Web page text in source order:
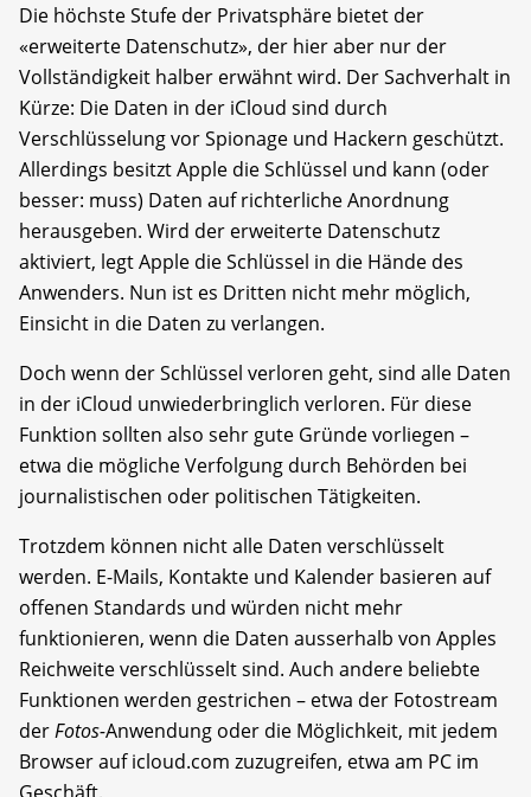
Die höchste Stufe der Privatsphäre bietet der
«erweiterte Datenschutz», der hier aber nur der
Vollständigkeit halber erwähnt wird. Der Sachverhalt in
Kürze: Die Daten in der iCloud sind durch
Verschlüsselung vor Spionage und Hackern geschützt.
Allerdings besitzt Apple die Schlüssel und kann (oder
besser: muss) Daten auf richterliche Anordnung
herausgeben. Wird der erweiterte Datenschutz
aktiviert, legt Apple die Schlüssel in die Hände des
Anwenders. Nun ist es Dritten nicht mehr möglich,
Einsicht in die Daten zu verlangen.
Doch wenn der Schlüssel verloren geht, sind alle Daten
in der iCloud unwiederbringlich verloren. Für diese
Funktion sollten also sehr gute Gründe vorliegen –
etwa die mögliche Verfolgung durch Behörden bei
journalistischen oder politischen Tätigkeiten.
Trotzdem können nicht alle Daten verschlüsselt
werden. E-Mails, Kontakte und Kalender basieren auf
offenen Standards und würden nicht mehr
funktionieren, wenn die Daten ausserhalb von Apples
Reichweite verschlüsselt sind. Auch andere beliebte
Funktionen werden gestrichen – etwa der Fotostream
derFotos-Anwendung oder die Möglichkeit, mit jedem
Browser auf icloud.com zuzugreifen, etwa am PC im